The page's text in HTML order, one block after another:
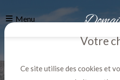
Menu
Votre
Ce site utilise des cookies et